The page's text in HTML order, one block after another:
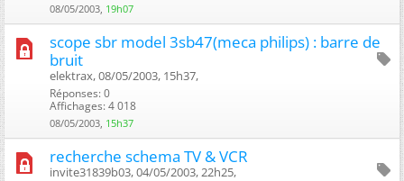
08/05/2003, 19h07
scope sbr model 3sb47(meca philips) : barre de
bruit
elektrax, 08/05/2003, 15h37, ‎
Réponses: 0
Affichages: 4 018
08/05/2003, 15h37
recherche schema TV & VCR
invite31839b03, 04/05/2003, 22h25, ‎